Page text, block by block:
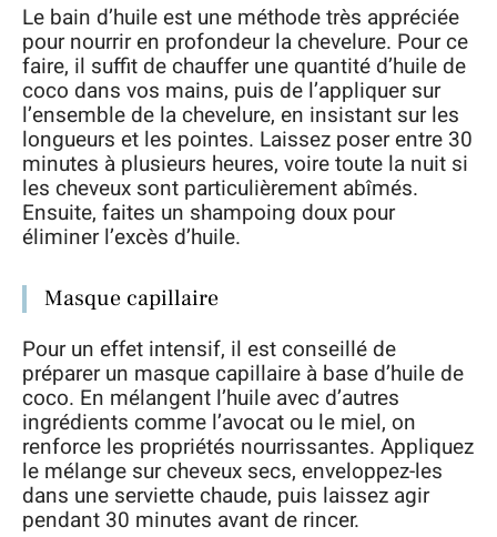
Le bain d’huile est une méthode très appréciée
pour nourrir en profondeur la chevelure. Pour ce
faire, il suffit de chauffer une quantité d’huile de
coco dans vos mains, puis de l’appliquer sur
l’ensemble de la chevelure, en insistant sur les
longueurs et les pointes. Laissez poser entre 30
minutes à plusieurs heures, voire toute la nuit si
les cheveux sont particulièrement abîmés.
Ensuite, faites un shampoing doux pour
éliminer l’excès d’huile.
Masque capillaire
Pour un effet intensif, il est conseillé de
préparer un masque capillaire à base d’huile de
coco. En mélangent l’huile avec d’autres
ingrédients comme l’avocat ou le miel, on
renforce les propriétés nourrissantes. Appliquez
le mélange sur cheveux secs, enveloppez-les
dans une serviette chaude, puis laissez agir
pendant 30 minutes avant de rincer.